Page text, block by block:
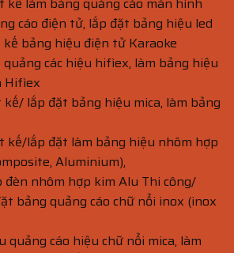
cáo điện tử, lắp đặt bảng hiệu led
bảng hiệu điện tử Karaoke
các hiệu hifìex, làm bảng hiệu
Hifìex
lắp đặt bảng hiệu mica, làm bảng
kế/lắp đặt làm bảng hiệu nhôm hợp
Aluminium),
đèn nhôm hợp kim Alu Thi công/
bảng quảng cáo chữ nổi inox (inox
quảng cáo hiệu chữ nổi mica, làm